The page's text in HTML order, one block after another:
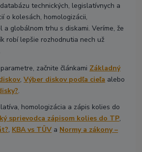
technických, legislatívnych a
o kolesách, homologizácii,
a globálnom trhu s diskami. Veríme, že
robí lepšie rozhodnutia nech už
začnite článkami Základný
,Výber diskov podľa cieľa alebo
.
homologizácia a zápis kolies do
sprievodca zápisom kolies do TP,
, KBA vs TÜV a Normy a zákony –